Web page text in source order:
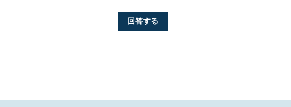
回答する